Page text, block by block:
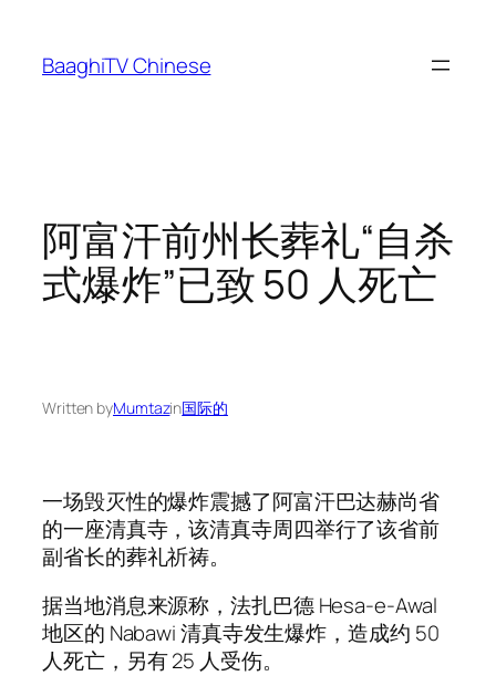
content
BaaghiTV Chinese
阿富汗前州长葬礼“自杀
式爆炸”已致 50 人死亡
Written byMumtazin国际的
一场毁灭性的爆炸震撼了阿富汗巴达赫尚省
的一座清真寺，该清真寺周四举行了该省前
副省长的葬礼祈祷。
据当地消息来源称，法扎巴德 Hesa-e-Awal
地区的 Nabawi 清真寺发生爆炸，造成约 50
人死亡，另有 25 人受伤。